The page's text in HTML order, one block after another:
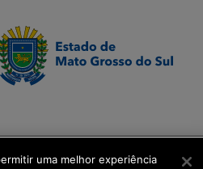
uma melhor experiência